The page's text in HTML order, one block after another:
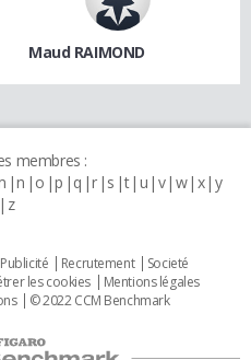
Maud RAIMOND
membres :
n o p q r s t u v w x y
z
Publicité Recrutement
Societé
les cookies
Mentions légales
© 2022 CCM Benchmark